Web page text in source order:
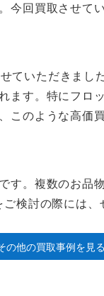
今回買取させて
ていただきまし
ます。特にフロ
このような高価
す。複数のお品
検討の際には、
の他の買取事例を見る